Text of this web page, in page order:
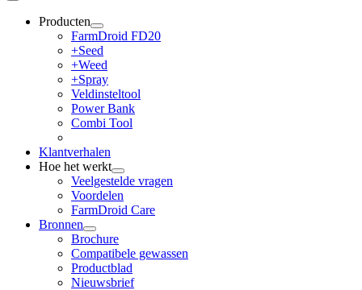
Producten
FarmDroid FD20
+Seed
+Weed
+Spray
Veldinsteltool
Power Bank
Combi Tool
Klantverhalen
Hoe het werkt
Veelgestelde vragen
Voordelen
FarmDroid Care
Bronnen
Brochure
Compatibele gewassen
Productblad
Nieuwsbrief